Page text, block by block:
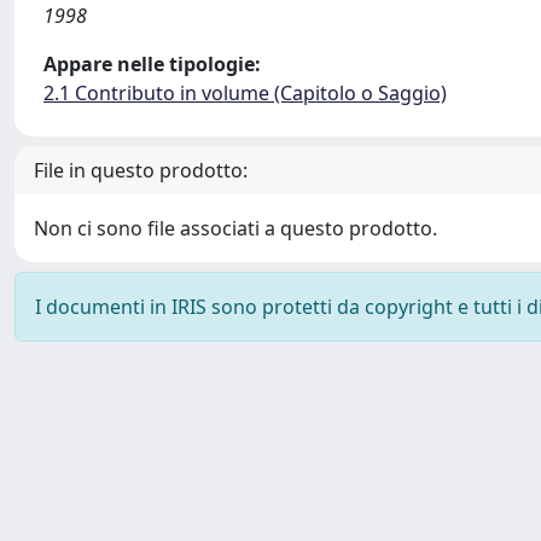
1998
Appare nelle tipologie:
2.1 Contributo in volume (Capitolo o Saggio)
File in questo prodotto:
Non ci sono file associati a questo prodotto.
I documenti in IRIS sono protetti da copyright e tutti i